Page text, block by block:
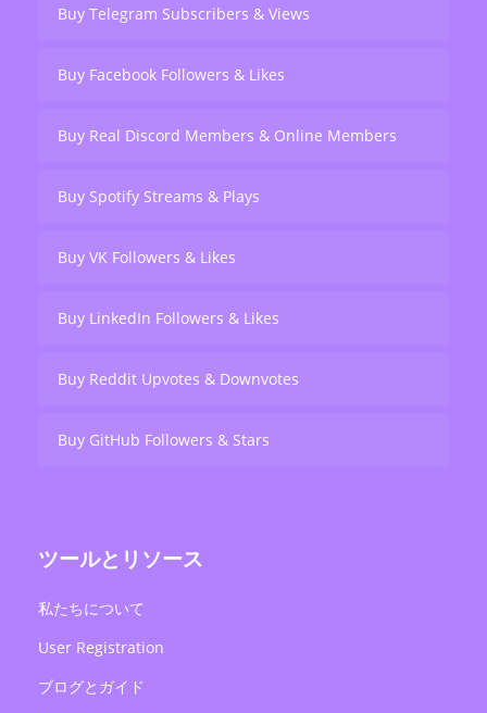
Buy Telegram Subscribers & Views
Buy Facebook Followers & Likes
Buy Real Discord Members & Online Members
Buy Spotify Streams & Plays
Buy VK Followers & Likes
Buy LinkedIn Followers & Likes
Buy Reddit Upvotes & Downvotes
Buy GitHub Followers & Stars
ツールとリソース
私たちについて
User Registration
ブログとガイド